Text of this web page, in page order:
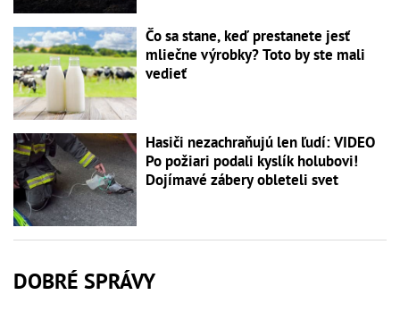
Čo sa stane, keď prestanete jesť
mliečne výrobky? Toto by ste mali
vedieť
Hasiči nezachraňujú len ľudí: VIDEO
Po požiari podali kyslík holubovi!
Dojímavé zábery obleteli svet
DOBRÉ SPRÁVY